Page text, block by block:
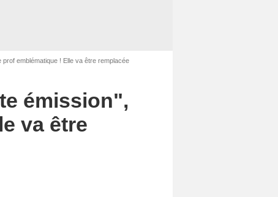
emblématique ! Elle va être remplacée
émission",
va être